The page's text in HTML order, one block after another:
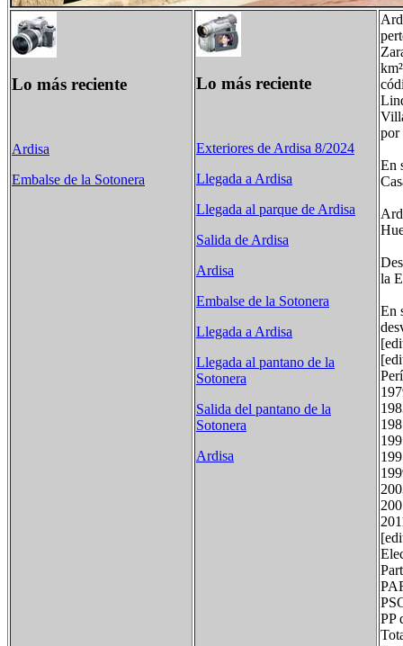
Lo más reciente
Ardisa
Embalse de la Sotonera
Lo más reciente
Exteriores de Ardisa 8/2024
Llegada a Ardisa
Llegada al parque de Ardisa
Salida de Ardisa
Ardisa
Embalse de la Sotonera
Llegada a Ardisa
Llegada al pantano de la
Sotonera
Salida del pantano de la
Sotonera
Ardisa
por
En
la
En